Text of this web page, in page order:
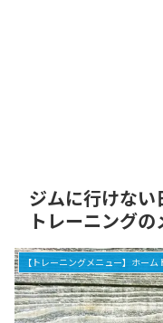
ジムに行けな
トレーニング
【トレーニングメニュー】ホー